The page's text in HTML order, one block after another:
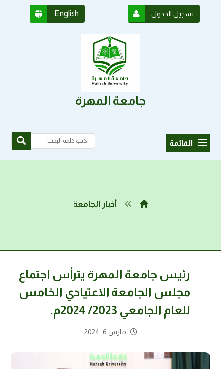
English تسجيل الدخول
جامعة المهرة
القائمة
أخبار الجامعة
رئيس جامعة المهرة يترأس اجتماع
مجلس الجامعة الاعتيادي الخامس
للعام الجامعي 2023/ 2024م.
مارس 6, 2024